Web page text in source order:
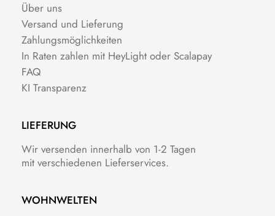
Über uns
Versand und Lieferung
Zahlungsmöglichkeiten
In Raten zahlen mit HeyLight oder Scalapay
FAQ
KI Transparenz
LIEFERUNG
Wir versenden innerhalb von 1-2 Tagen
mit verschiedenen Lieferservices.
WOHNWELTEN